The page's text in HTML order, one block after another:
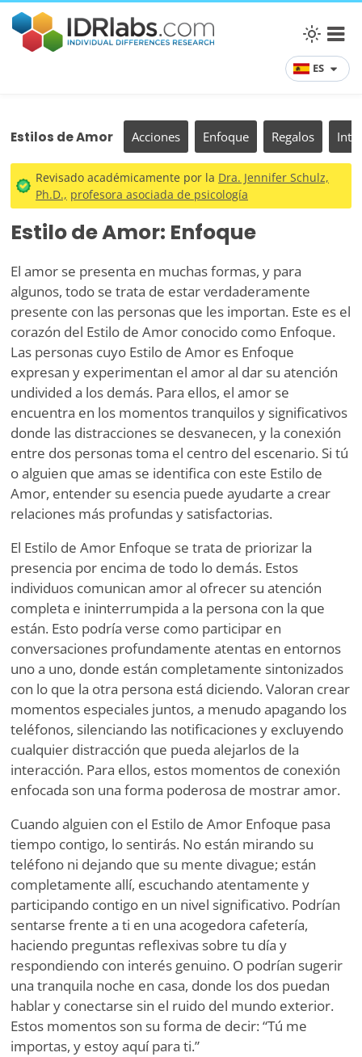
ES
Estilos de Amor Acciones Enfoque Regalos
Revisado académicamente por la Dra. Jennifer Schulz,
Ph.D., profesora asociada de psicología
Estilo de Amor: Enfoque
El amor se presenta en muchas formas, y para
algunos, todo se trata de estar verdaderamente
presente con las personas que les importan. Este es el
corazón del Estilo de Amor conocido como Enfoque.
Las personas cuyo Estilo de Amor es Enfoque
expresan y experimentan el amor al dar su atención
undivided a los demás. Para ellos, el amor se
encuentra en los momentos tranquilos y significativos
donde las distracciones se desvanecen, y la conexión
entre dos personas toma el centro del escenario. Si tú
o alguien que amas se identifica con este Estilo de
Amor, entender su esencia puede ayudarte a crear
relaciones más profundas y satisfactorias.
El Estilo de Amor Enfoque se trata de priorizar la
presencia por encima de todo lo demás. Estos
individuos comunican amor al ofrecer su atención
completa e ininterrumpida a la persona con la que
están. Esto podría verse como participar en
conversaciones profundamente atentas en entornos
uno a uno, donde están completamente sintonizados
con lo que la otra persona está diciendo. Valoran crear
momentos especiales juntos, a menudo apagando los
teléfonos, silenciando las notificaciones y excluyendo
cualquier distracción que pueda alejarlos de la
interacción. Para ellos, estos momentos de conexión
enfocada son una forma poderosa de mostrar amor.
Cuando alguien con el Estilo de Amor Enfoque pasa
tiempo contigo, lo sentirás. No están mirando su
teléfono ni dejando que su mente divague; están
completamente allí, escuchando atentamente y
participando contigo en un nivel significativo. Podrían
sentarse frente a ti en una acogedora cafetería,
haciendo preguntas reflexivas sobre tu día y
respondiendo con interés genuino. O podrían sugerir
una tranquila noche en casa, donde los dos puedan
hablar y conectarse sin el ruido del mundo exterior.
Estos momentos son su forma de decir: “Tú me
importas, y estoy aquí para ti.”